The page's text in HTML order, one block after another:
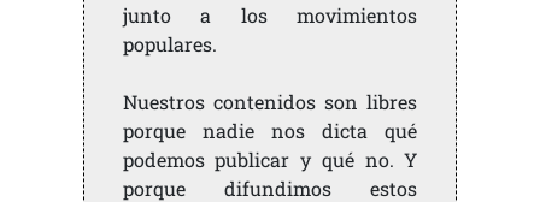
junto a los movimientos
populares.
Nuestros contenidos son libres
porque nadie nos dicta qué
podemos publicar y qué no. Y
porque difundimos estos